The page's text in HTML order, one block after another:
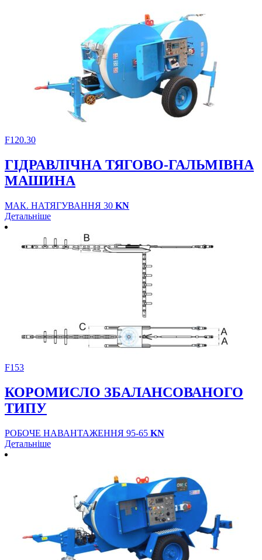
F120.30
ГІДРАВЛІЧНА ТЯГОВО-ГАЛЬМІВНА
МАШИНА
МАК. НАТЯГУВАННЯ 30 KN
Детальніше
F153
КОРОМИСЛО ЗБАЛАНСОВАНОГО
ТИПУ
РОБОЧЕ НАВАНТАЖЕННЯ 95-65 KN
Детальніше